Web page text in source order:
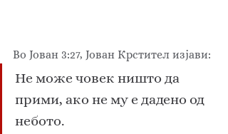
Во Јован 3:27, Јован Крстител изјави:
Не може човек ништо да
прими, ако не му е дадено од
небото.